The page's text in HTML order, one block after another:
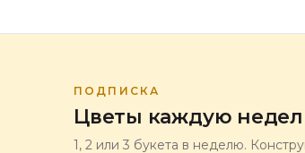
ПОДПИСКА
Цветы каждую
1, 2 или 3 букета в неделю.